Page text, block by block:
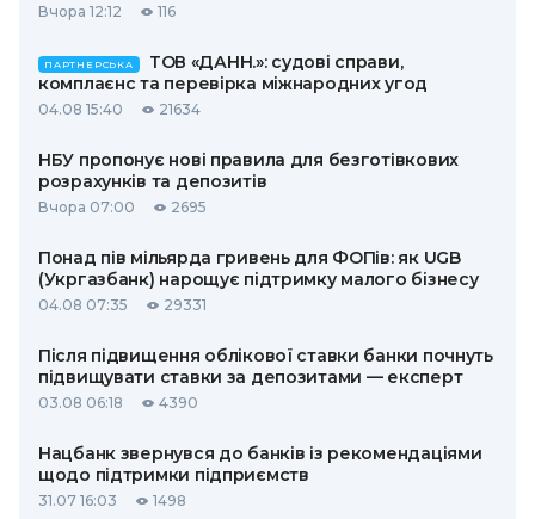
Вчора 12:12 116
ПАРТНЕРСЬКА
ТОВ «ДАНН.»: судові справи,
комплаєнс та перевірка міжнародних угод
04.08 15:40 21634
НБУ пропонує нові правила для безготівкових
розрахунків та депозитів
Вчора 07:00 2695
Понад пів мільярда гривень для ФОПів: як UGB
(Укргазбанк) нарощує підтримку малого бізнесу
04.08 07:35 29331
Після підвищення облікової ставки банки почнуть
підвищувати ставки за депозитами — експерт
03.08 06:18 4390
Нацбанк звернувся до банків із рекомендаціями
щодо підтримки підприємств
31.07 16:03 1498